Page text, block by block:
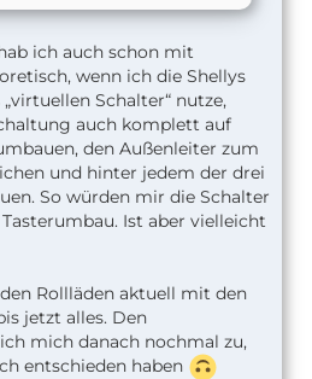
ich auch schon mit
wenn ich die Shellys
Schalter“ nutze,
auch komplett auf
den Außenleiter zum
und hinter jedem der drei
So würden mir die Schalter
Ist aber vielleicht
Rollläden aktuell mit den
jetzt alles. Den
mich danach nochmal zu,
entschieden haben